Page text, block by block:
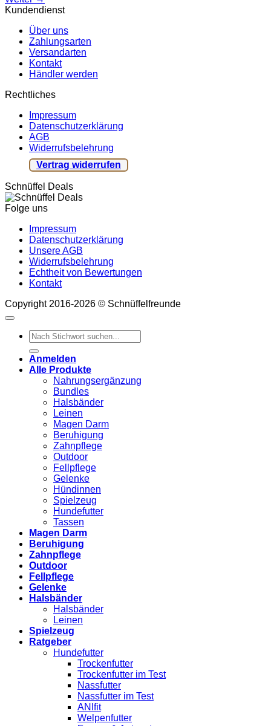
Kundendienst
Über uns
Zahlungsarten
Versandarten
Kontakt
Händler werden
Rechtliches
Impressum
Datenschutzerklärung
AGB
Widerrufsbelehrung
Vertrag widerrufen
Schnüffel Deals
Folge uns
Impressum
Datenschutzerklärung
Unsere AGB
Widerrufsbelehrung
Echtheit von Bewertungen
Kontakt
Copyright 2016-2026 © Schnüffelfreunde
Suchen
nach:
Anmelden
Alle Produkte
Nahrungsergänzung
Bundles
Halsbänder
Leinen
Magen Darm
Beruhigung
Zahnpflege
Outdoor
Fellpflege
Gelenke
Hündinnen
Spielzeug
Hundefutter
Tassen
Magen Darm
Beruhigung
Zahnpflege
Outdoor
Fellpflege
Gelenke
Halsbänder
Halsbänder
Leinen
Spielzeug
Ratgeber
Hundefutter
Trockenfutter
Trockenfutter im Test
Nassfutter
Nassfutter im Test
ANIfit
Welpenfutter